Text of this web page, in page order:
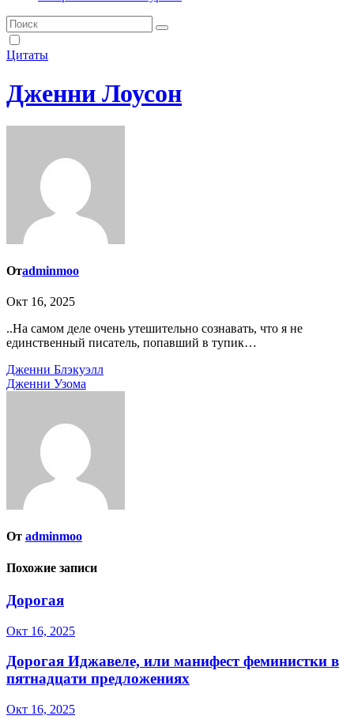
Цитаты
Дженни Лоусон
Отadminmoo
Окт 16, 2025
..На самом деле очень утешительно сознавать, что я не
единственный писатель, попавший в тупик…
Навигация
по
Дженни Блэкуэлл
Дженни Узома
От adminmoo
Похожие записи
Дорогая
Окт 16, 2025
Дорогая Иджавеле, или манифест феминистки в
пятнадцати предложениях
Окт 16, 2025